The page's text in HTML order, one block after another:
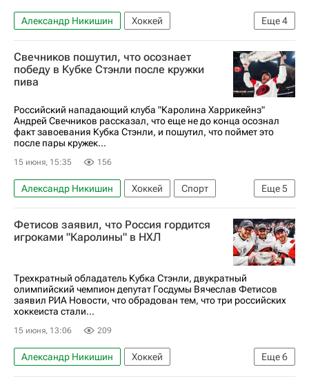
Еще4
Александр Никишин
Хоккей
Борис Майоров
Андрей Свечников
Каролина Харрикейнз
Вегас Голден Найтс
Свечников пошутил, что осознает
победу в Кубке Стэнли после кружки
пива
Российский нападающий клуба "Каролина Харрикейнз"
Андрей Свечников рассказал, что еще не до конца осознал
факт завоевания Кубка Стэнли, и пошутил, что поймет это
после пары кружек...
15 июня, 15:35 156
Еще5
Александр Никишин Хоккей
Спорт
Андрей Свечников
Себастьян Ахо
Каролина Харрикейнз
Вегас Голден Найтс
Фетисов заявил, что Россия гордится
игроками "Каролины" в НХЛ
Трехкратный обладатель Кубка Стэнли, двукратный
олимпийский чемпион депутат Госдумы Вячеслав Фетисов
заявил РИА Новости, что обрадован тем, что три российских
хоккеиста стали...
15 июня, 13:06 209
Еще6
Александр Никишин
Хоккей
Андрей Свечников
Вячеслав Фетисов